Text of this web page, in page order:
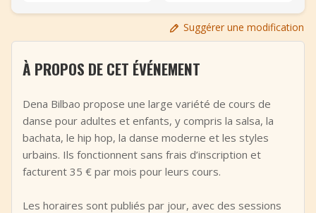
Suggérer une modification
À PROPOS DE CET ÉVÉNEMENT
Dena Bilbao propose une large variété de cours de
danse pour adultes et enfants, y compris la salsa, la
bachata, le hip hop, la danse moderne et les styles
urbains. Ils fonctionnent sans frais d’inscription et
facturent 35 € par mois pour leurs cours.
Les horaires sont publiés par jour, avec des sessions